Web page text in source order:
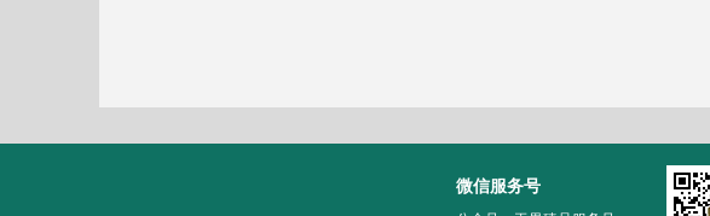
微信服务号